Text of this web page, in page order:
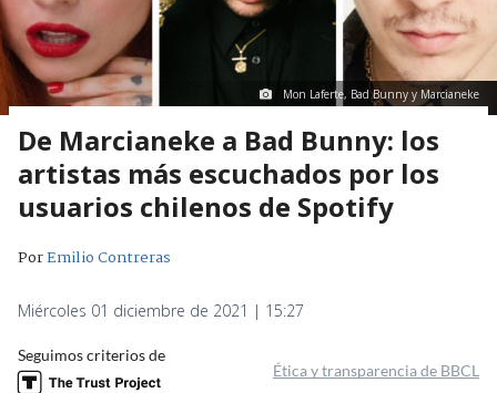
Mon Laferte, Bad Bunny y Marcianeke
De Marcianeke a Bad Bunny: los
artistas más escuchados por los
usuarios chilenos de Spotify
PorEmilio Contreras
Miércoles 01 diciembre de 2021 | 15:27
Seguimos criterios de
Ética y transparencia de BBCL